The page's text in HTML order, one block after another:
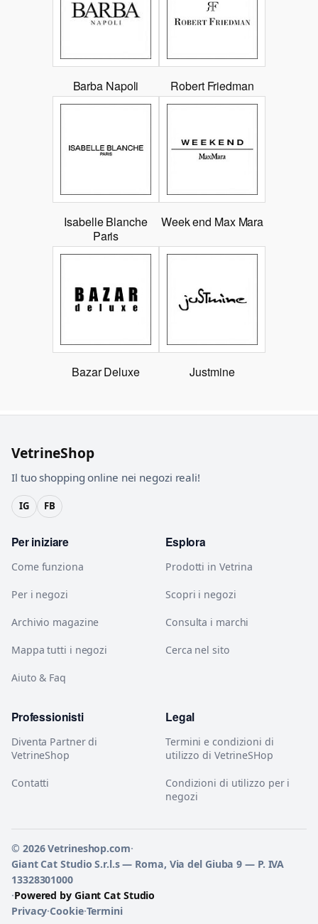
Barba Napoli Robert Friedman
Isabelle Blanche
Paris
Week end Max Mara
Bazar Deluxe Justmine
VetrineShop
Il tuo shopping online nei negozi reali!
IG FB
Per iniziare
Come funziona
Per i negozi
Archivio magazine
Mappa tutti i negozi
Aiuto & Faq
Esplora
Prodotti in Vetrina
Scopri i negozi
Consulta i marchi
Cerca nel sito
Professionisti
Diventa Partner di
VetrineShop
Contatti
Legal
Termini e condizioni di
utilizzo di VetrineSHop
Condizioni di utilizzo per i
negozi
© 2026 Vetrineshop.com·
Giant Cat Studio S.r.l.s — Roma, Via del Giuba 9 — P. IVA
13328301000
·Powered by Giant Cat Studio
Privacy·Cookie·Termini